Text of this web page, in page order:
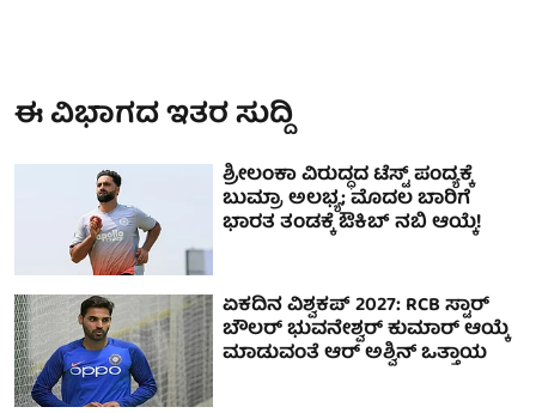
ಈ ವಿಭಾಗದ ಇತರ ಸುದ್ದಿ
ಶ್ರೀಲಂಕಾ ವಿರುದ್ಧದ ಟೆಸ್ಟ್ ಪಂದ್ಯಕ್ಕೆ
ಬುಮ್ರಾ ಅಲಭ್ಯ; ಮೊದಲ ಬಾರಿಗೆ
ಭಾರತ ತಂಡಕ್ಕೆ ಔಕಿಬ್ ನಬಿ ಆಯ್ಕೆ!
ಏಕದಿನ ವಿಶ್ವಕಪ್ 2027: RCB ಸ್ಟಾರ್
ಬೌಲರ್ ಭುವನೇಶ್ವರ್ ಕುಮಾರ್‌ ಆಯ್ಕೆ
ಮಾಡುವಂತೆ ಆರ್ ಅಶ್ವಿನ್ ಒತ್ತಾಯ